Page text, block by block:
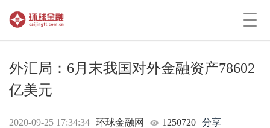
外汇局：6月末我国对外金融资产78602
亿美元
2020-09-25 17:34:34 环球金融网 1250720 分享